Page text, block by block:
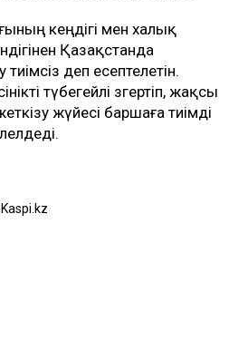
кеңдігі мен халық
Қазақстанда
деп есептелетін.
түбегейлі өзгертіп, жақсы
жүйесі баршаға тиімді
Kaspi.kz